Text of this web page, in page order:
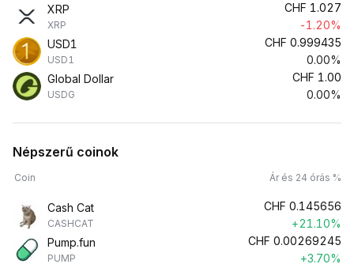
XRP
XRP
CHF 1.027
-1.20%
USD1
USD1
CHF 0.999435
0.00%
Global Dollar
USDG
CHF 1.00
0.00%
Népszerű coinok
Coin Ár és 24 órás %
Cash Cat
CASHCAT
CHF 0.145656
+21.10%
Pump.fun
PUMP
CHF 0.00269245
+3.70%